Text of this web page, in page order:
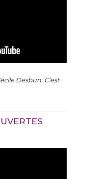
Desbun. C’est